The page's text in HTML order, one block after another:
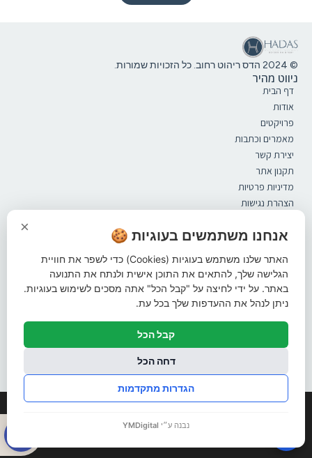
© 2024 הדס ריהוט רחוב. כל הזכויות שמורות.
ניווט מהיר
דף הבית
אודות
פרויקטים
מאמרים וכתבות
יצירת קשר
תקנון אתר
מדיניות פרטיות
הצהרת נגישות
אשפתונים
פתרונות הצללה
ברזיות
עמודי חסימה
מתקני אופניים
עקבו אחרינו ברשתות החברתיות
בניית אתרים פתח
× אנחנו משתמשים בעוגיות 🍪
האתר שלנו משתמש בעוגיות (Cookies) כדי לשפר את חוויית
הגלישה שלך, להתאים את התוכן אישית ולנתח את התנועה
באתר. על ידי לחיצה על "קבל הכל" אתה מסכים לשימוש בעוגיות.
ניתן לנהל את ההעדפות שלך בכל עת.
קבל הכל
דחה הכל
הגדרות מתקדמות
נבנה ע״י YMDigital